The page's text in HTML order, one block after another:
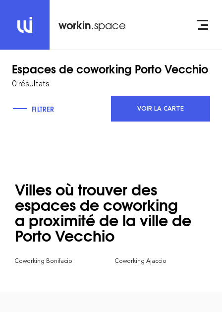
workin.space
Espaces de coworking Porto Vecchio
0 résultats
FILTRER VOIR LA CARTE
Villes où trouver des
espaces de coworking
a proximité de la ville de
Porto Vecchio
Coworking Bonifacio Coworking Ajaccio